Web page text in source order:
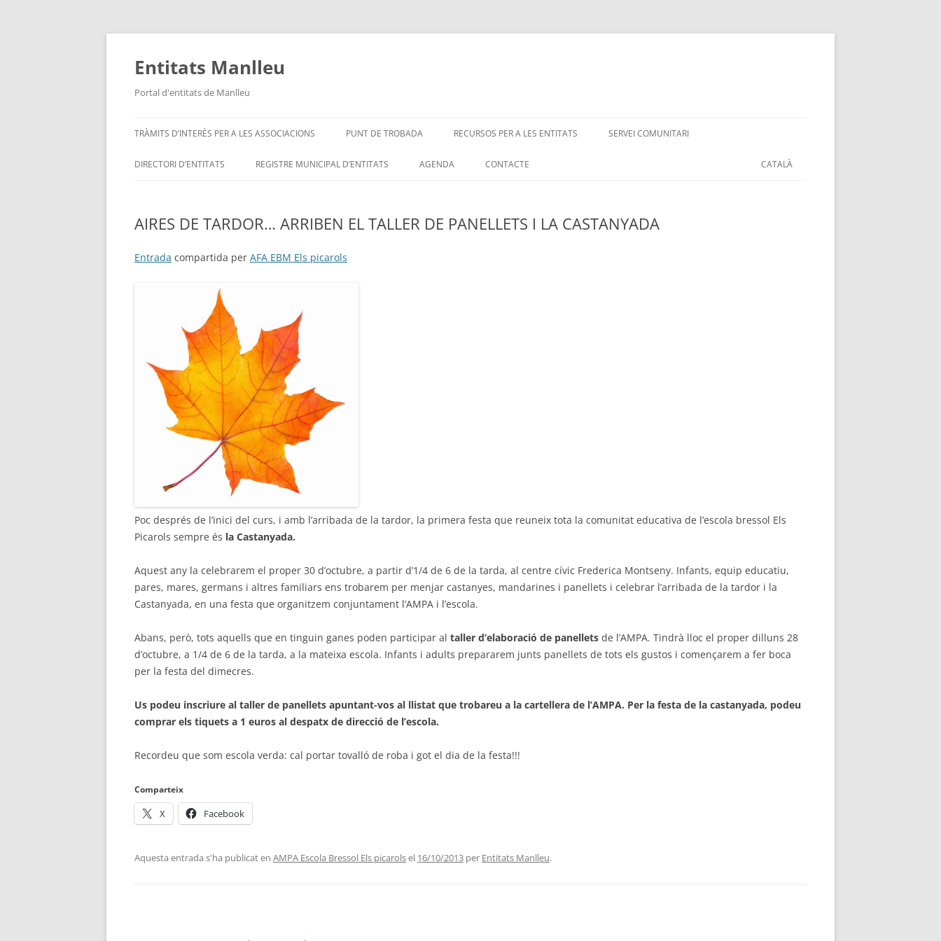
Vés
contingut
Entitats Manlleu
Portal d'entitats de Manlleu
TRÀMITS D’INTERÈS PER A LES ASSOCIACIONS PUNT DE TROBADA RECURSOS PER A LES ENTITATS SERVEI COMUNITARI
DIRECTORI D’ENTITATS
SITUA’M – MAPA D’ENTITATS
REGISTRE MUNICIPAL D’ENTITATS AGENDA CONTACTE CATALÀ
AIRES DE TARDOR… ARRIBEN EL TALLER DE PANELLETS I LA CASTANYADA
Entrada compartida per AFA EBM Els picarols
Poc després de l’inici del curs, i amb l’arribada de la tardor, la primera festa que reuneix tota la comunitat educativa de l’escola bressol Els
Picarols sempre és la Castanyada.
Aquest any la celebrarem el proper 30 d’octubre, a partir d’1/4 de 6 de la tarda, al centre cívic Frederica Montseny. Infants, equip educatiu,
pares, mares, germans i altres familiars ens trobarem per menjar castanyes, mandarines i panellets i celebrar l’arribada de la tardor i la
Castanyada, en una festa que organitzem conjuntament l’AMPA i l’escola.
Abans, però, tots aquells que en tinguin ganes poden participar al taller d’elaboració de panellets de l’AMPA. Tindrà lloc el proper dilluns 28
d’octubre, a 1/4 de 6 de la tarda, a la mateixa escola. Infants i adults prepararem junts panellets de tots els gustos i començarem a fer boca
per la festa del dimecres.
Us podeu inscriure al taller de panellets apuntant-vos al llistat que trobareu a la cartellera de l’AMPA. Per la festa de la castanyada, podeu
comprar els tiquets a 1 euros al despatx de direcció de l’escola.
Recordeu que som escola verda: cal portar tovalló de roba i got el dia de la festa!!!
Comparteix
X Facebook
Aquesta entrada s'ha publicat en AMPA Escola Bressol Els picarolsel 16/10/2013 per Entitats Manlleu.